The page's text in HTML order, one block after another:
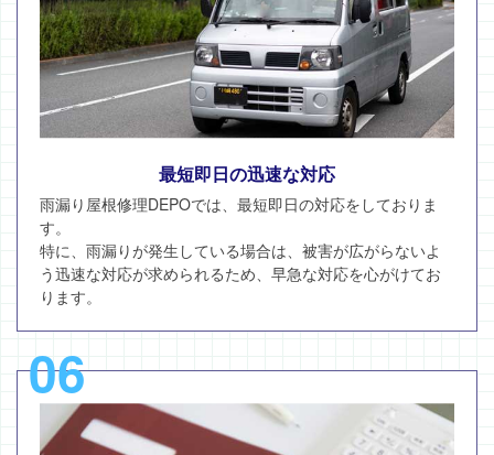
最短即日の迅速な対応
雨漏り屋根修理DEPOでは、最短即日の対応をしておりま
す。
特に、雨漏りが発生している場合は、被害が広がらないよ
う迅速な対応が求められるため、早急な対応を心がけてお
ります。
06